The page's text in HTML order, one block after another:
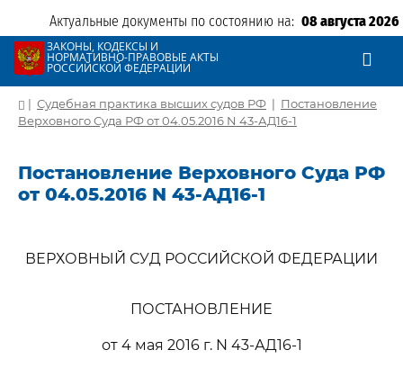
Актуальные документы по состоянию на: 08 августа 2026
ЗАКОНЫ, КОДЕКСЫ И
НОРМАТИВНО-ПРАВОВЫЕ АКТЫ
РОССИЙСКОЙ ФЕДЕРАЦИИ
| Судебная практика высших судов РФ | Постановление
Верховного Суда РФ от 04.05.2016 N 43-АД16-1
Постановление Верховного Суда РФ
от 04.05.2016 N 43-АД16-1
ВЕРХОВНЫЙ СУД РОССИЙСКОЙ ФЕДЕРАЦИИ
ПОСТАНОВЛЕНИЕ
от 4 мая 2016 г. N 43-АД16-1